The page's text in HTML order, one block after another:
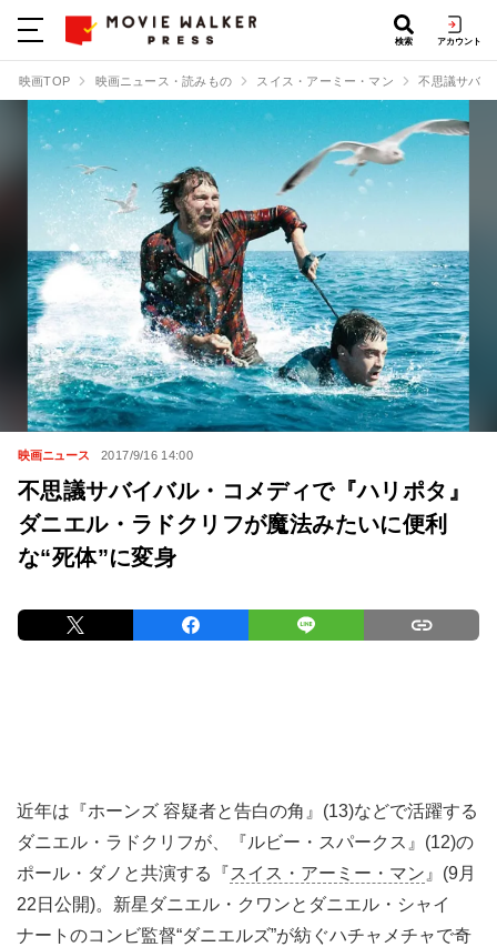
検索 アカウント
映画TOP 映画ニュース・読みもの スイス・アーミー・マン 不思議サバイ
映画ニュース 2017/9/16 14:00
不思議サバイバル・コメディで『ハリポタ』
ダニエル・ラドクリフが魔法みたいに便利
な“死体”に変身
近年は『ホーンズ 容疑者と告白の角』(13)などで活躍する
ダニエル・ラドクリフが、『ルビー・スパークス』(12)の
ポール・ダノと共演する『スイス・アーミー・マン 』(9月
22日公開)。新星ダニエル・クワンとダニエル・シャイ
ナートのコンビ監督“ダニエルズ”が紡ぐハチャメチャで奇